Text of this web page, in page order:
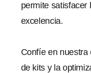
permite satisfacer
excelencia.
Confíe en nuestra
de kits y la